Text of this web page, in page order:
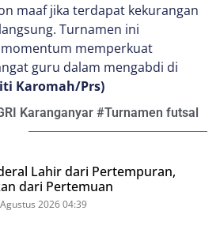
maaf jika terdapat kekurangan
Turnamen ini
memperkuat
guru dalam mengabdi di
Karomah/Prs)
Karanganyar #Turnamen futsal
Lahir dari Pertempuran,
dari Pertemuan
2026 04:39